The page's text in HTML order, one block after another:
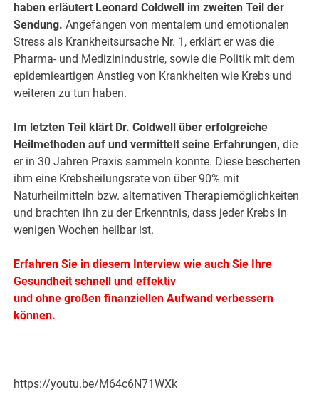
haben erläutert Leonard Coldwell im zweiten Teil der
Sendung. Angefangen von mentalem und emotionalen
Stress als Krankheitsursache Nr. 1, erklärt er was die
Pharma- und Medizinindustrie, sowie die Politik mit dem
epidemieartigen Anstieg von Krankheiten wie Krebs und
weiteren zu tun haben.
Im letzten Teil klärt Dr. Coldwell über erfolgreiche
Heilmethoden auf und vermittelt seine Erfahrungen, die
er in 30 Jahren Praxis sammeln konnte. Diese bescherten
ihm eine Krebsheilungsrate von über 90% mit
Naturheilmitteln bzw. alternativen Therapiemöglichkeiten
und brachten ihn zu der Erkenntnis, dass jeder Krebs in
wenigen Wochen heilbar ist.
Erfahren Sie in diesem Interview wie auch Sie Ihre
Gesundheit schnell und effektiv
und ohne großen finanziellen Aufwand verbessern
können.
https://youtu.be/M64c6N71WXk